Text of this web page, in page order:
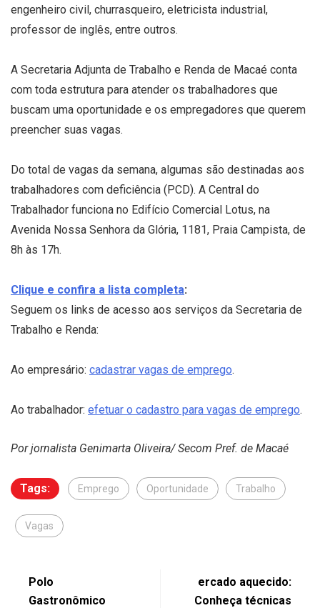
engenheiro civil, churrasqueiro, eletricista industrial,
professor de inglês, entre outros.
A Secretaria Adjunta de Trabalho e Renda de Macaé conta
com toda estrutura para atender os trabalhadores que
buscam uma oportunidade e os empregadores que querem
preencher suas vagas.
Do total de vagas da semana, algumas são destinadas aos
trabalhadores com deficiência (PCD). A Central do
Trabalhador funciona no Edifício Comercial Lotus, na
Avenida Nossa Senhora da Glória, 1181, Praia Campista, de
8h às 17h.
Clique e confira a lista completa:
Seguem os links de acesso aos serviços da Secretaria de
Trabalho e Renda:
Ao empresário: cadastrar vagas de emprego.
Ao trabalhador: efetuar o cadastro para vagas de emprego.
Por jornalista Genimarta Oliveira/ Secom Pref. de Macaé
Tags: Emprego Oportunidade Trabalho
Vagas
Polo
Gastronômico
ercado aquecido:
Conheça técnicas